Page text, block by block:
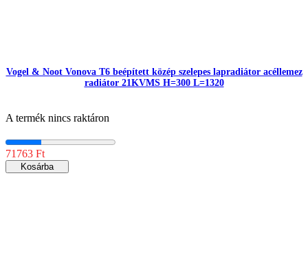
Vogel & Noot Vonova T6 beépített közép szelepes lapradiátor acéllemez
radiátor 21KVMS H=300 L=1320
A termék nincs raktáron
71763 Ft
Kosárba